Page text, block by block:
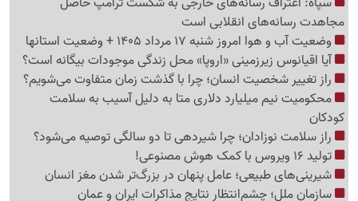
مجاهدت رسانه‌های انقلابی است
وضعیت آب و هوا امروز شنبه 17 مرداد 1405 + وضعیت استانها
آیا اقیانوس زیرزمینی «اروپا» محل زندگی موجودات بیگانه است؟
راز تغییر شخصیت انسان؛ چرا با گذشت زمان متفاوت می‌شویم؟
محکومیت نیم میلیارد دلاری متا به دلیل آسیب به سلامت
کودکان
راز سلامت نوزادان؛ چرا شیردهی تا دو سالگی توصیه می‌شود؟
تولید 16 ویروس با کمک هوش مصنوعی!
شیرینی‌های طبیعی؛ عامل پنهان در بزرگ‌تر شدن مغز انسان
سازمان ملل؛ چشم‌انتظار نتایج مذاکرات ایران و عمان